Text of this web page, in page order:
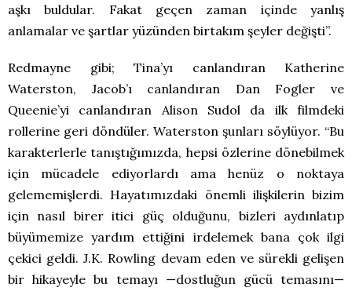
aşkı buldular. Fakat geçen zaman içinde yanlış
anlamalar ve şartlar yüzünden birtakım şeyler değişti”.
Redmayne gibi; Tina’yı canlandıran Katherine
Waterston, Jacob’ı canlandıran Dan Fogler ve
Queenie’yi canlandıran Alison Sudol da ilk filmdeki
rollerine geri döndüler. Waterston şunları söylüyor. “Bu
karakterlerle tanıştığımızda, hepsi özlerine dönebilmek
için mücadele ediyorlardı ama henüz o noktaya
gelememişlerdi. Hayatımızdaki önemli ilişkilerin bizim
için nasıl birer itici güç olduğunu, bizleri aydınlatıp
büyümemize yardım ettiğini irdelemek bana çok ilgi
çekici geldi. J.K. Rowling devam eden ve sürekli gelişen
bir hikayeyle bu temayı —dostluğun gücü temasını—